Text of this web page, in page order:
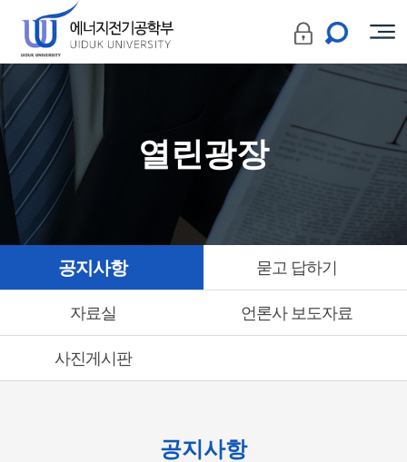
열린광장
공지사항 묻고 답하기
자료실 언론사 보도자료
사진게시판
공지사항